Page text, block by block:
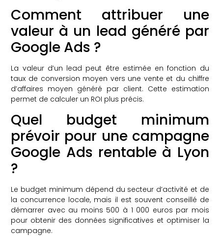
Comment attribuer une
valeur à un lead généré par
Google Ads ?
La valeur d’un lead peut être estimée en fonction du
taux de conversion moyen vers une vente et du chiffre
d’affaires moyen généré par client. Cette estimation
permet de calculer un ROI plus précis.
Quel budget minimum
prévoir pour une campagne
Google Ads rentable à Lyon
?
Le budget minimum dépend du secteur d’activité et de
la concurrence locale, mais il est souvent conseillé de
démarrer avec au moins 500 à 1 000 euros par mois
pour obtenir des données significatives et optimiser la
campagne.